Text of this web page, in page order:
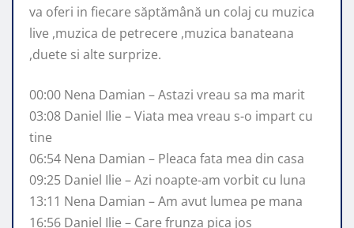
va oferi in fiecare săptămână un colaj cu muzica
live ,muzica de petrecere ,muzica banateana
,duete si alte surprize.
00:00 Nena Damian – Astazi vreau sa ma marit
03:08 Daniel Ilie – Viata mea vreau s-o impart cu
tine
06:54 Nena Damian – Pleaca fata mea din casa
09:25 Daniel Ilie – Azi noapte-am vorbit cu luna
13:11 Nena Damian – Am avut lumea pe mana
16:56 Daniel Ilie – Care frunza pica jos